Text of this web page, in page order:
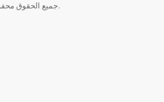
حقوق الطبع والنشر © 2026 MySkyHost - The Hosting Services. جميع الحقوق محفوظة.